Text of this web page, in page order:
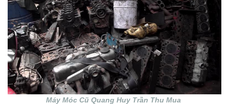
Máy Móc Cũ Quang Huy Trần Thu Mua